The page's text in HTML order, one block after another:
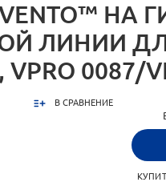
НА
ЛИНИИ
0087/
В СРАВНЕНИЕ